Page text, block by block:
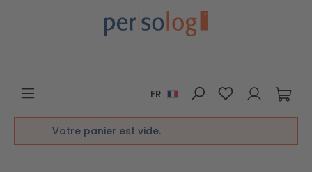
Passer au contenu principal
FR Vous avez 0
Votre panier est vide.